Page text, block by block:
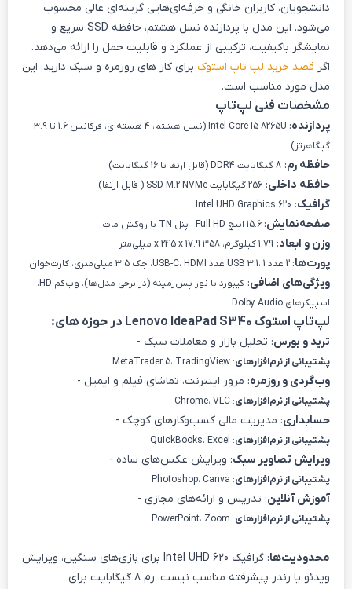
دانشجویان، کاربران خانگی و حرفه‌ای‌هایی گزینه‌ای عالی محسوب
می‌شود. این مدل با پردازنده نسل هشتم، حافظه SSD سریع و
نمایشگر باکیفیت، ترکیبی از عملکرد و قابلیت حمل را ارائه می‌دهد.
اگر قصد خرید لپ تاپ استوک برای کار های روزمره و سبک دارید، این
مدل مورد مناسب است.
مشخصات فنی لپ‌تاپ
پردازنده:
Intel Core i5-8265U (نسل هشتم، 4 هسته‌ای، فرکانس 1.6 تا 3.9
گیگاهرتز)
حافظه رم: 8 گیگابایت DDR4 (قابل ارتقا تا 16 گیگابایت)
حافظه داخلی: 256 گیگابایت SSD M.2 NVMe ( قابل ارتقا)
گرافیک:
Intel UHD Graphics 620
صفحه‌نمایش:
وزن و ابعاد: 1.79 کیلوگرم، 358 x 245 x 17.9 میلی‌متر
پورت‌ها:
ویژگی‌های اضافی:
کیبورد با نور پس‌زمینه (در برخی مدل‌ها)، وب‌کم HD،
اسپیکرهای Dolby Audio
لپ‌تاپ استوک Lenovo IdeaPad S340 در حوزه های:
ترید و بورس: تحلیل بازار و معاملات سبک -
پشتیبانی از نرم‌افزارهای: MetaTrader 5، TradingView
وب‌گردی و روزمره: مرور اینترنت، تماشای فیلم و ایمیل -
پشتیبانی از نرم‌افزارهای: Chrome، VLC
حسابداری: مدیریت مالی کسب‌وکارهای کوچک -
پشتیبانی از نرم‌افزارهای: QuickBooks، Excel
ویرایش تصاویر سبک: ویرایش عکس‌های ساده -
پشتیبانی از نرم‌افزارهای: Photoshop، Canva
آموزش آنلاین: تدریس و ارائه‌های مجازی -
پشتیبانی از نرم‌افزارهای: PowerPoint، Zoom
محدودیت‌ها
: گرافیک Intel UHD 620 برای بازی‌های سنگین، ویرایش
ویدئو یا رندر پیشرفته مناسب نیست. رم 8 گیگابایت برای